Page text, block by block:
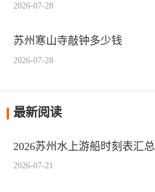
2026-07-28
苏州寒山寺敲钟多少钱
2026-07-28
最新阅读
2026苏州水上游船时刻表汇总
2026-07-21